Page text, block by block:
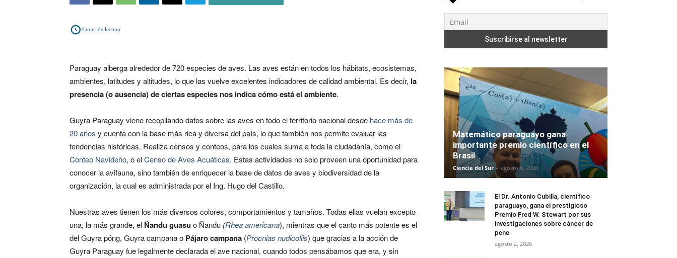
4 min. de lectura
Paraguay alberga alrededor de 720 especies de aves. Las aves están en todos los hábitats, ecosistemas,
ambientes, latitudes y altitudes, lo que las vuelve excelentes indicadores de calidad ambiental. Es decir, la
presencia (o ausencia) de ciertas especies nos indica cómo está el ambiente.
Guyra Paraguay viene recopilando datos sobre las aves en todo el territorio nacional desde hace más de
20 años y cuenta con la base más rica y diversa del país, lo que también nos permite evaluar las
tendencias históricas. Realiza censos y conteos, para los cuales suma a toda la ciudadanía, como el
Conteo Navideño, o elCenso de Aves Acuáticas. Estas actividades no solo proveen una oportunidad para
conocer la avifauna, sino también de enriquecer la base de datos de aves y biodiversidad de la
organización, la cual es administrada por el Ing. Hugo del Castillo.
Nuestras aves tienen los más diversos colores, comportamientos y tamaños. Todas ellas vuelan excepto
una, la más grande, el Ñandu guasuo Ñandu (Rhea americana), mientras que el canto más potente es el
del Guyra póng, Guyra campana o Pájaro campana (Procnias nudicollis) que gracias a la acción de
Guyra Paraguay fue legalmente declarada el ave nacional, cuando todos pensábamos que era, y sin
Matemático paraguayo gana
importante premio científico en el
Brasil
Ciencia del Sur - agosto 6, 2026
El Dr. Antonio Cubilla, científico
paraguayo, gana el prestigioso
Premio Fred W. Stewart por sus
investigaciones sobre cáncer de
pene
agosto 2, 2026